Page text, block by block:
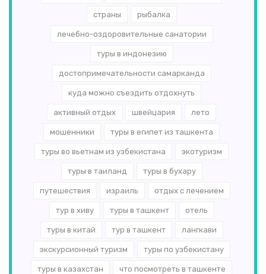
страны рыбалка
лечебно-оздоровительные санатории
туры в индонезию
достопримечательности самарканда
куда можно съездить отдохнуть
активный отдых швейцария лето
мошенники туры в египет из ташкента
туры во вьетнам из узбекистана экотуризм
туры в таиланд туры в бухару
путешествия израиль отдых с лечением
тур в хиву туры в ташкент отель
туры в китай тур в ташкент лангкави
экскурсионный туризм туры по узбекистану
туры в казахстан что посмотреть в ташкенте